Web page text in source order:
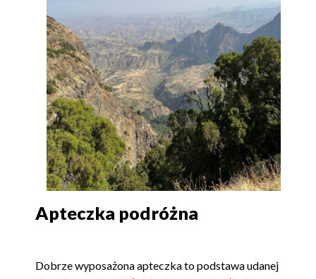
Apteczka podróżna
Dobrze wyposażona apteczka to podstawa udanej